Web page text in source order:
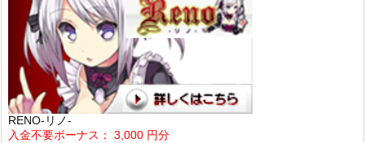
RENO-リノ-
入金不要ボーナス： 3,000 円分